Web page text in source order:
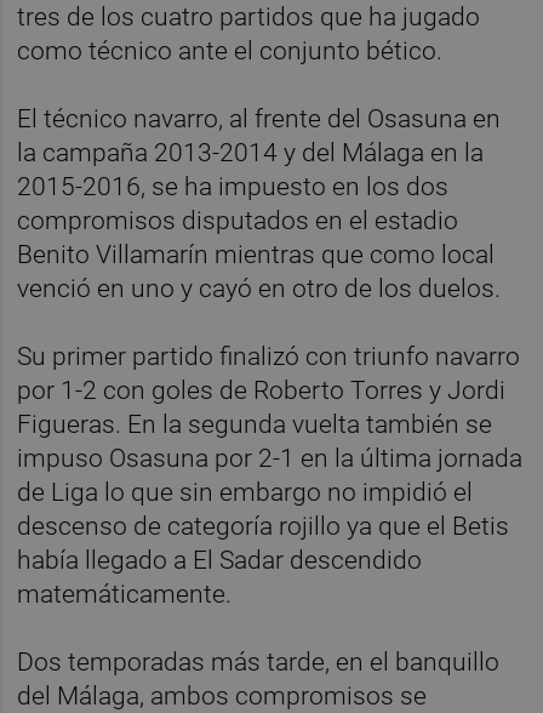
tres de los cuatro partidos que ha jugado
como técnico ante el conjunto bético.
El técnico navarro, al frente del Osasuna en
la campaña 2013-2014 y del Málaga en la
2015-2016, se ha impuesto en los dos
compromisos disputados en el estadio
Benito Villamarín mientras que como local
venció en uno y cayó en otro de los duelos.
Su primer partido finalizó con triunfo navarro
por 1-2 con goles de Roberto Torres y Jordi
Figueras. En la segunda vuelta también se
impuso Osasuna por 2-1 en la última jornada
de Liga lo que sin embargo no impidió el
descenso de categoría rojillo ya que el Betis
había llegado a El Sadar descendido
matemáticamente.
Dos temporadas más tarde, en el banquillo
del Málaga, ambos compromisos se